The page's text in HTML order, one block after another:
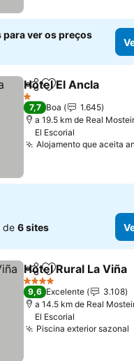
para ver os preços
PartilharAdicionar aos
Hotel El Ancla
1 Estrelas
7,7 Boa
1.645
a 19.5 km de Real
El Escorial
Alojamento que aceita
de 6 sites
PartilharAdicionar aos
Hotel Rural La Viña
4 Estrelas
9,6 Excelente
3.108
a 14.5 km de Real
El Escorial
Piscina exterior sazonal